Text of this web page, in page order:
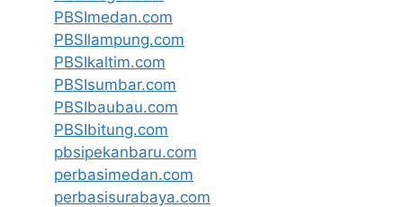
PBSImedan.com
PBSIlampung.com
PBSIkaltim.com
PBSIsumbar.com
PBSIbaubau.com
PBSIbitung.com
pbsipekanbaru.com
perbasimedan.com
perbasisurabaya.com